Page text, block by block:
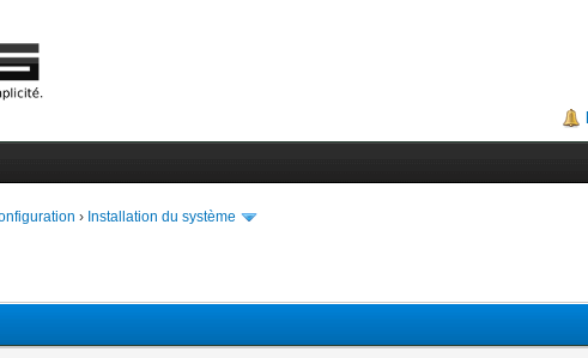
› Installation du système